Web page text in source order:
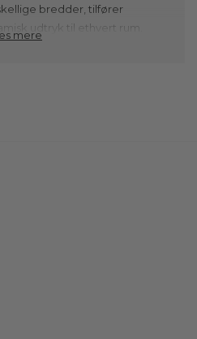
bredder, tilfører
udtryk til ethvert rum.
en central rolle i
to planker fremviser
organisk udtryk uanset om
passer perfekt til både
interiører. Uanset om du
mere